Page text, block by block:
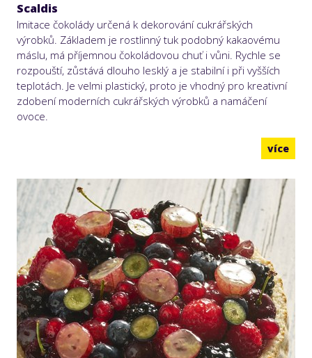
Scaldis
Imitace čokolády určená k dekorování cukrářských
výrobků. Základem je rostlinný tuk podobný kakaovému
máslu, má příjemnou čokoládovou chuť i vůni. Rychle se
rozpouští, zůstává dlouho lesklý a je stabilní i při vyšších
teplotách. Je velmi plastický, proto je vhodný pro kreativní
zdobení moderních cukrářských výrobků a namáčení
ovoce.
více